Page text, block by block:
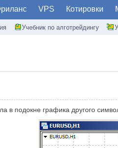
VPS Котировки
Учебник по алготрейдингу
в подокне графика другого